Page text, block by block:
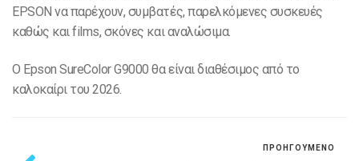
EPSON να παρέχουν, συμβατές, παρελκόμενες συσκευές
καθώς και films, σκόνες και αναλώσιμα.
Ο Epson SureColor G9000 θα είναι διαθέσιμος από το
καλοκαίρι του 2026.
ΠΡΟΗΓΟΥΜΕΝΟ